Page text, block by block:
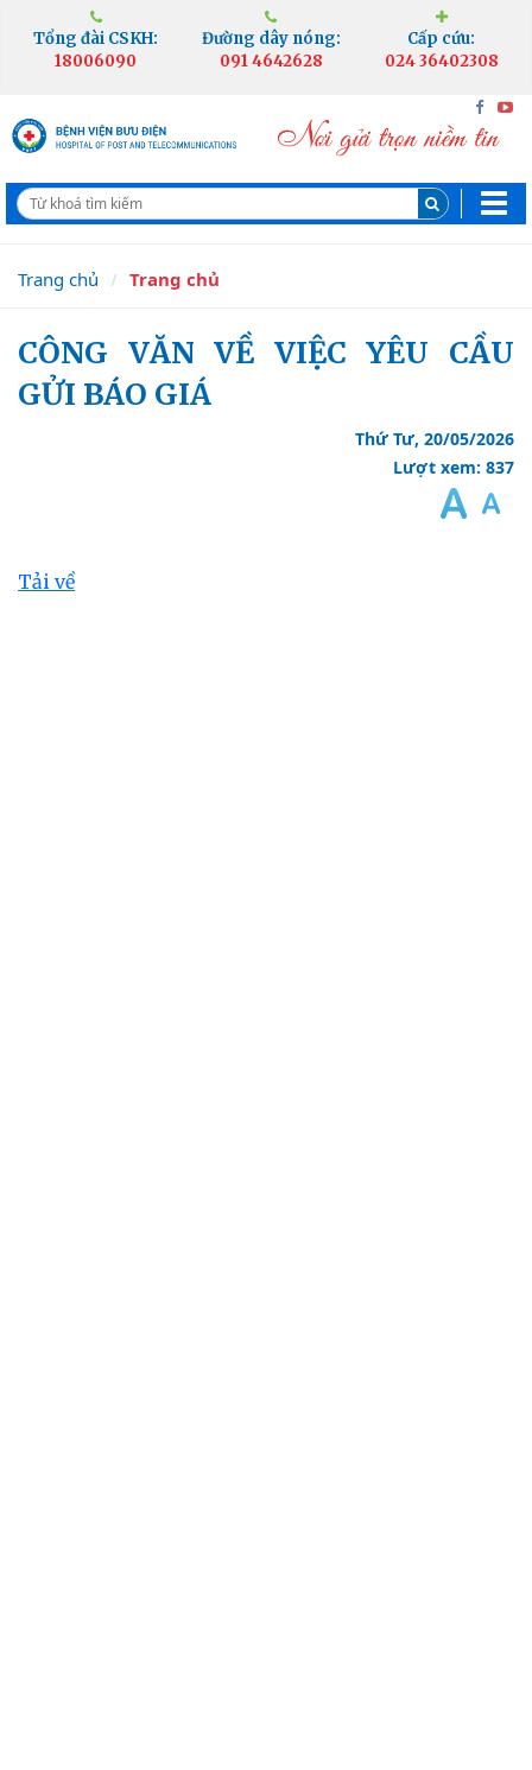
Tổng đài CSKH:
18006090
Đường dây nóng:
091 4642628
Cấp cứu:
024 36402308
Trang chủ Trang chủ
CÔNG VĂN VỀ VIỆC YÊU CẦU
GỬI BÁO GIÁ
Thứ Tư, 20/05/2026
Lượt xem: 837
Tải về